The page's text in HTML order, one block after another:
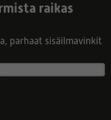
raikas
parhaat sisäilmavinkit